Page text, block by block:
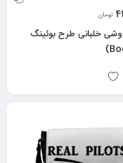
تومان
خلبانی طرح بوئینگ